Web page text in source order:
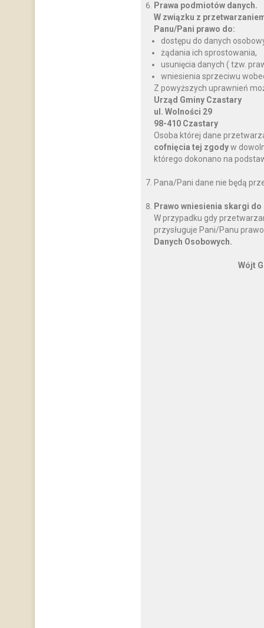
Prawa podmiotów danych.
W związku z
Panu/Pani prawo do:
dostępu do danych
żądania ich sprostowania,
usunięcia danych ( tzw.
wniesienia sprzeciwu
Z powyższych uprawnień
Urząd Gminy Czastary
ul. Wolności 29
98-410 Czastary
Osoba której dane
cofnięcia tej zgodyw
którego dokonano na
Pana/Pani dane nie będą
Prawo wniesienia skargi
W przypadku gdy
przysługuje Pani/Panu
Danych Osobowych.
Wójt